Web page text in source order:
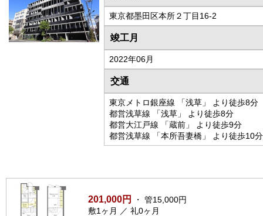
東京都墨田区本所２丁目16-2
竣工月
2022年06月
交通
東京メトロ銀座線 「浅草」 より徒歩8分
都営浅草線 「浅草」 より徒歩8分
都営大江戸線 「蔵前」 より徒歩9分
都営浅草線 「本所吾妻橋」 より徒歩10分
201,000円
・ 管15,000円
敷1ヶ月 ／ 礼0ヶ月